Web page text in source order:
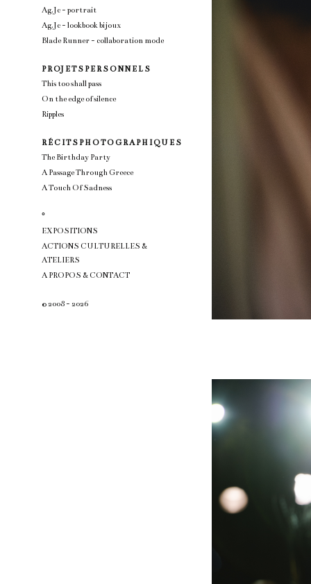
Ag.Jc - portrait
Ag.Jc - lookbook bijoux
Blade Runner - collaboration mode
P R OJ E T S P E R S O N N E L S
This too shall pass
On the edge of silence
Ripples
R É C I T S P H O T O G R A P H I Q U E S
The Birthday Party
A Passage Through Greece
A Touch Of Sadness
°
EXPOSITIONS
ACTIONS CULTURELLES &
ATELIERS
A PROPOS & CONTACT
© 2008 - 2026